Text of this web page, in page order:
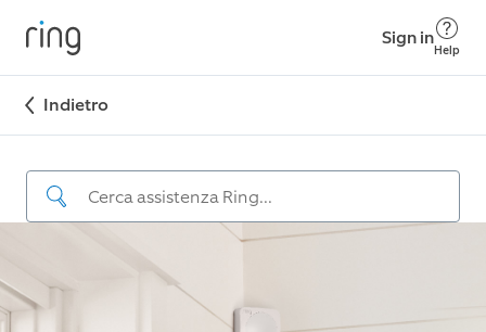
Sign in
Help
Indietro